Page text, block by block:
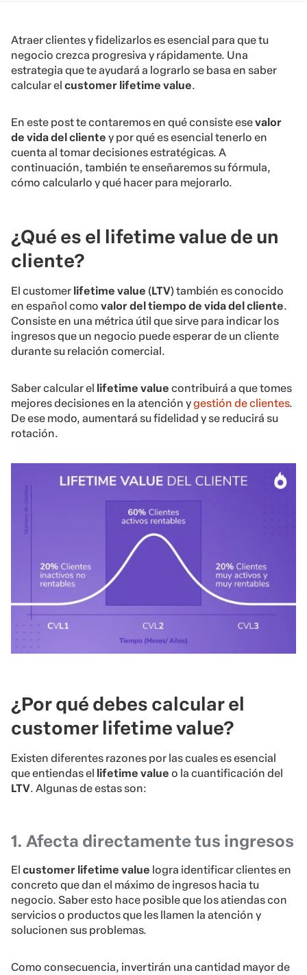
Atraer clientes y fidelizarlos es esencial para que tu
negocio crezca progresiva y rápidamente. Una
estrategia que te ayudará a lograrlo se basa en saber
calcular el customer lifetime value.
En este post te contaremos en qué consiste esevalor
de vida del cliente y por qué es esencial tenerlo en
cuenta al tomar decisiones estratégicas. A
continuación, también te enseñaremos su fórmula,
cómo calcularlo y qué hacer para mejorarlo.
¿Qué es el lifetime value de un
cliente?
El customer lifetime value (LTV) también es conocido
en español como valor del tiempo de vida del cliente.
Consiste en una métrica útil que sirve para indicar los
ingresos que un negocio puede esperar de un cliente
durante su relación comercial.
Saber calcular el lifetime value contribuirá a que tomes
mejores decisiones en la atención ygestión de clientes.
De ese modo, aumentará su fidelidad y se reducirá su
rotación.
¿Por qué debes calcular el
customer lifetime value?
Existen diferentes razones por las cuales es esencial
que entiendas el
lifetime value o la cuantificación del
LTV. Algunas de estas son:
1. Afecta directamente tus ingresos
El customer lifetime value logra identificar clientes en
concreto que dan el máximo de ingresos hacia tu
negocio. Saber esto hace posible que los atiendas con
servicios o productos que les llamen la atención y
solucionen sus problemas.
Como consecuencia, invertirán una cantidad mayor de